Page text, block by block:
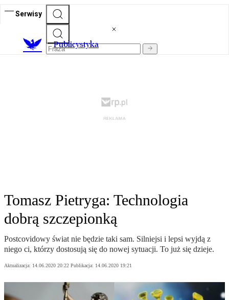
Serwisy
Publicystyka
Tomasz Pietryga: Technologia
dobrą szczepionką
Postcovidowy świat nie będzie taki sam. Silniejsi i lepsi wyjdą z
niego ci, którzy dostosują się do nowej sytuacji. To już się dzieje.
Aktualizacja: 14.06.2020 20:22 Publikacja: 14.06.2020 19:21